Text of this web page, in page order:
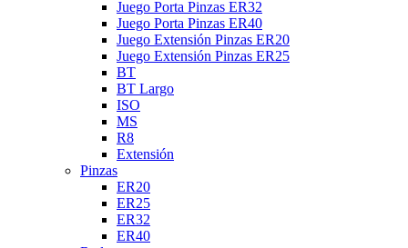
Juego Porta Pinzas ER32
Juego Porta Pinzas ER40
Juego Extensión Pinzas ER20
Juego Extensión Pinzas ER25
BT
BT Largo
ISO
MS
R8
Extensión
Pinzas
ER20
ER25
ER32
ER40